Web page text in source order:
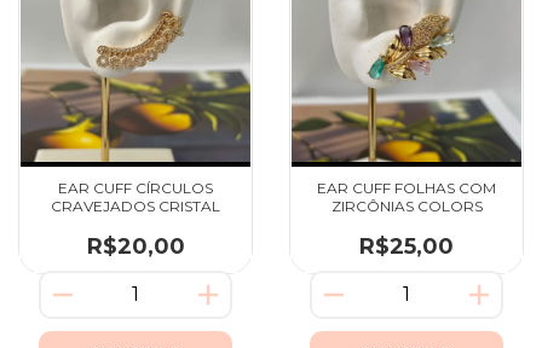
EAR CUFF CÍRCULOS
CRAVEJADOS CRISTAL
R$20,00
EAR CUFF FOLHAS COM
ZIRCÔNIAS COLORS
R$25,00